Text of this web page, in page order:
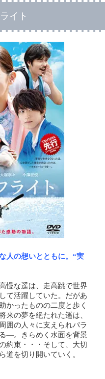
イト
人の想いとともに。“実
慢な遥は、走高跳で世界
て活躍していた。だがあ
かったものの二度と歩く
来の夢を絶たれた遥は、
囲の人々に支えられパラ
―。きらめく水面を背景
約束・・・そして、大切
道を切り開いていく。